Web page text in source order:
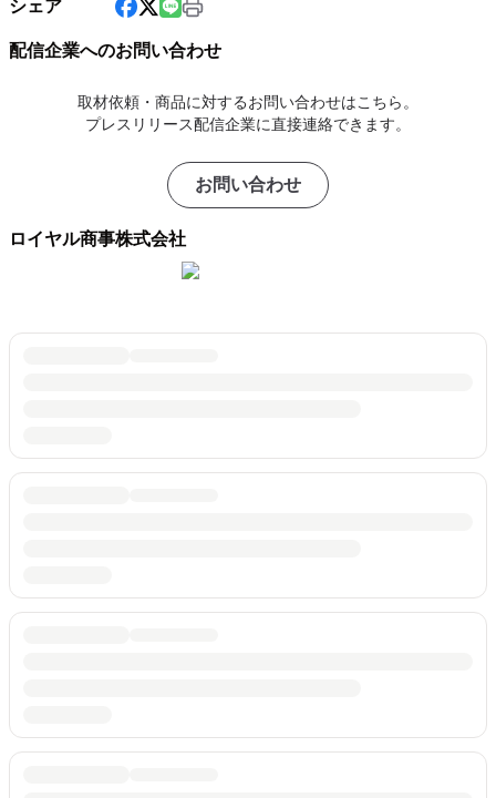
シェア
配信企業へのお問い合わせ
取材依頼・商品に対するお問い合わせはこちら。
プレスリリース配信企業に直接連絡できます。
お問い合わせ
ロイヤル商事株式会社